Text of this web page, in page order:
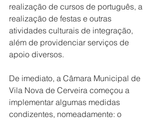
realização de cursos de português, a
realização de festas e outras
atividades culturais de integração,
além de providenciar serviços de
apoio diversos.
De imediato, a Câmara Municipal de
Vila Nova de Cerveira começou a
implementar algumas medidas
condizentes, nomeadamente: o